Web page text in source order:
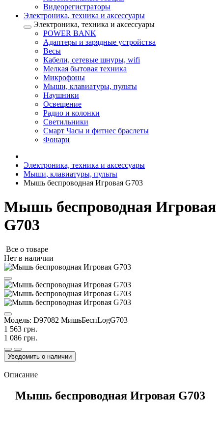
Видеорегистраторы
Электроника, техника и аксессуары
Электроника, техника и аксессуары
POWER BANK
Адаптеры и зарядные устройства
Весы
Кабели, сетевые шнуры, wifi
Мелкая бытовая техника
Микрофоны
Мыши, клавиатуры, пульты
Наушники
Освещение
Радио и колонки
Светильники
Смарт Часы и фитнес браслеты
Фонари
Электроника, техника и аксессуары
Мыши, клавиатуры, пульты
Мышь беспроводная Игровая G703
Мышь беспроводная Игровая
G703
Все о товаре
Нет в наличии
Модель: D97082 МишьБеспLogG703
1 563 грн.
1 086 грн.
Уведомить о наличии
Описание
Мышь беспроводная Игровая G703